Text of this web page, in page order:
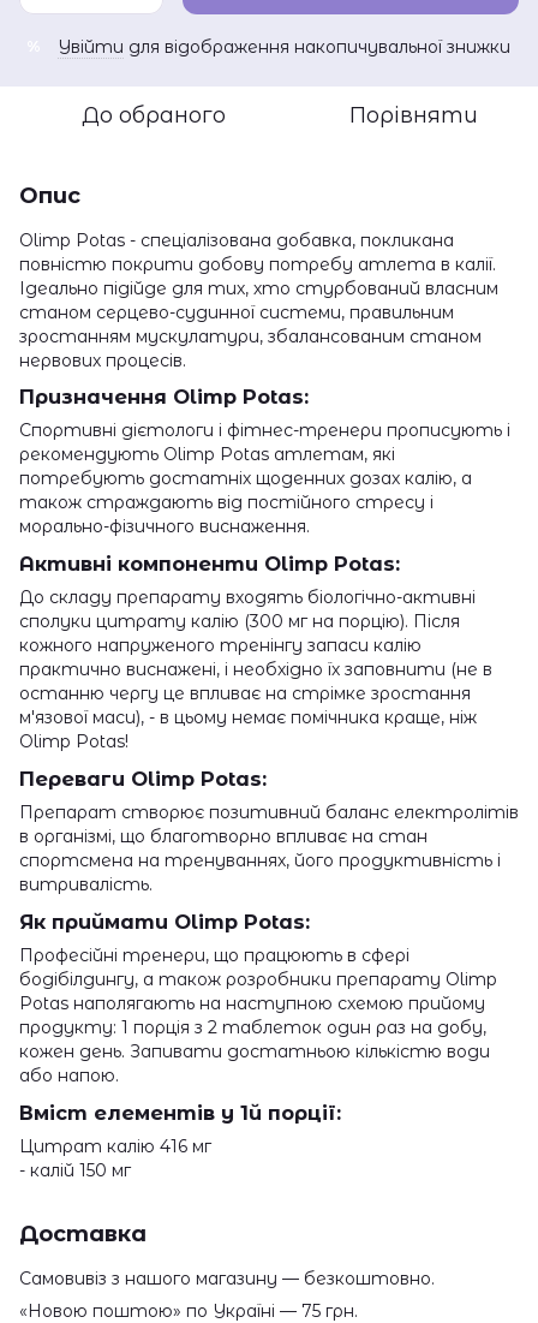
Увійти для відображення накопичувальної знижки
До обраного Порівняти
Опис
Olimp Potas - спеціалізована добавка, покликана
повністю покрити добову потребу атлета в калії.
Ідеально підійде для тих, хто стурбований власним
станом серцево-судинної системи, правильним
зростанням мускулатури, збалансованим станом
нервових процесів.
Призначення Olimp Potas:
Спортивні дієтологи і фітнес-тренери прописують і
рекомендують Olimp Potas атлетам, які
потребують достатніх щоденних дозах калію, а
також страждають від постійного стресу і
морально-фізичного виснаження.
Активні компоненти Olimp Potas:
До складу препарату входять біологічно-активні
сполуки цитрату калію (300 мг на порцію). Після
кожного напруженого тренінгу запаси калію
практично виснажені, і необхідно їх заповнити (не в
останню чергу це впливає на стрімке зростання
м'язової маси), - в цьому немає помічника краще, ніж
Olimp Potas!
Переваги Olimp Potas:
Препарат створює позитивний баланс електролітів
в організмі, що благотворно впливає на стан
спортсмена на тренуваннях, його продуктивність і
витривалість.
Як приймати Olimp Potas:
Професійні тренери, що працюють в сфері
бодібілдингу, а також розробники препарату Olimp
Potas наполягають на наступною схемою прийому
продукту: 1 порція з 2 таблеток один раз на добу,
кожен день. Запивати достатньою кількістю води
або напою.
Вміст елементів у 1й порції:
Цитрат калію 416 мг
- калій 150 мг
Доставка
Самовивіз з нашого магазину — безкоштовно.
«Новою поштою» по Україні — 75 грн.